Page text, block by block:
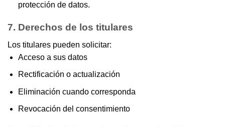
protección de datos.
7. Derechos de los titulares
Los titulares pueden solicitar:
Acceso a sus datos
Rectificación o actualización
Eliminación cuando corresponda
Revocación del consentimiento